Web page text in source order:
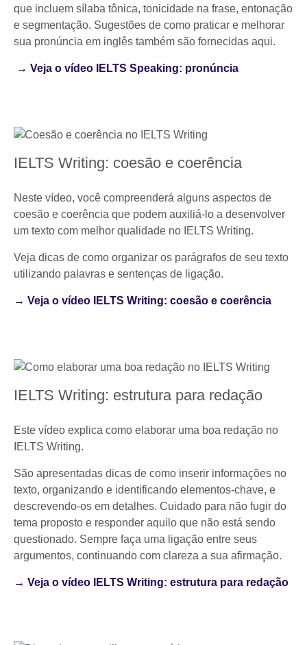
que incluem sílaba tônica, tonicidade na frase, entonação
e segmentação. Sugestões de como praticar e melhorar
sua pronúncia em inglês também são fornecidas aqui.
→ Veja o vídeo IELTS Speaking: pronúncia
IELTS Writing: coesão e coerência
Neste vídeo, você compreenderá alguns aspectos de
coesão e coerência que podem auxiliá-lo a desenvolver
um texto com melhor qualidade no IELTS Writing.
Veja dicas de como organizar os parágrafos de seu texto
utilizando palavras e sentenças de ligação.
→ Veja o vídeo IELTS Writing: coesão e coerência
IELTS Writing: estrutura para redação
Este vídeo explica como elaborar uma boa redação no
IELTS Writing.
São apresentadas dicas de como inserir informações no
texto, organizando e identificando elementos-chave, e
descrevendo-os em detalhes. Cuidado para não fugir do
tema proposto e responder aquilo que não está sendo
questionado. Sempre faça uma ligação entre seus
argumentos, continuando com clareza a sua afirmação.
→ Veja o vídeo IELTS Writing: estrutura para redação